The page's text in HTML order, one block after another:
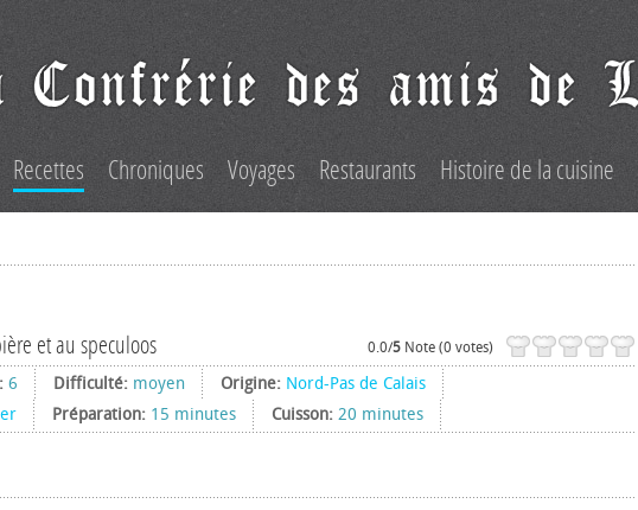
Recettes Chroniques Voyages Restaurants Histoire de la cuisine
et au speculoos 0.0/5 Note (0 votes)
6 Difficulté: moyen Origine: Nord-Pas de Calais
Préparation: 15 minutes Cuisson: 20 minutes